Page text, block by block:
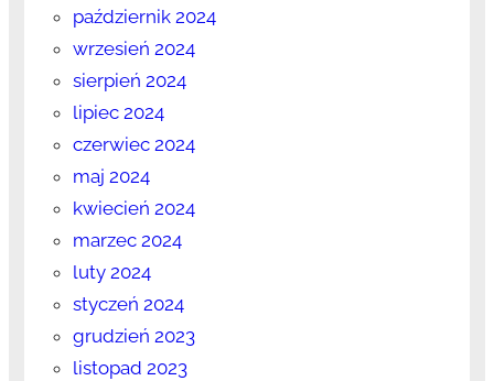
październik 2024
wrzesień 2024
sierpień 2024
lipiec 2024
czerwiec 2024
maj 2024
kwiecień 2024
marzec 2024
luty 2024
styczeń 2024
grudzień 2023
listopad 2023